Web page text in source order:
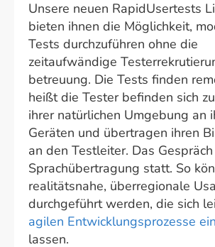
Unsere neuen RapidUsertests
bieten ihnen die Möglichkeit,
Tests durchzuführen ohne die
zeitaufwändige
betreuung. Die Tests finden
heißt die Tester befinden sich
ihrer natürlichen Umgebung an
Geräten und übertragen ihren
an den Testleiter. Das
Sprachübertragung statt. So
realitätsnahe, überregionale
durchgeführt werden, die sich
agilen Entwicklungsprozesse
lassen.